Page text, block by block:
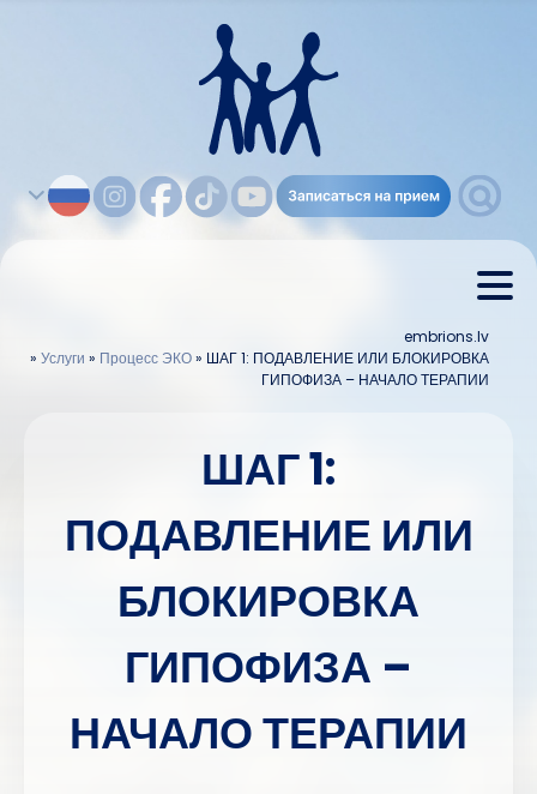
embrions.lv
» Услуги » Процесс ЭКО» ШАГ 1: ПОДАВЛЕНИЕ ИЛИ БЛОКИРОВКА
ГИПОФИЗА – НАЧАЛО ТЕРАПИИ
ШАГ 1:
ПОДАВЛЕНИЕ ИЛИ
БЛОКИРОВКА
ГИПОФИЗА –
НАЧАЛО ТЕРАПИИ